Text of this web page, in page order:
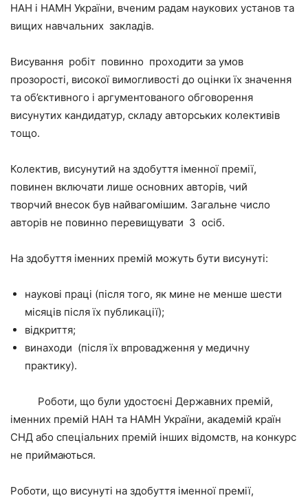
НАН і НАМН України, вченим радам наукових установ та
вищих навчальних закладів.
Висування робіт повинно проходити за умов
прозорості, високої вимогливості до оцінки їх значення
та об’єктивного і аргументованого обговорення
висунутих кандидатур, складу авторських колективів
тощо.
Колектив, висунутий на здобуття іменної премії,
повинен включати лише основних авторів, чий
творчий внесок був найвагомішим. Загальне число
авторів не повинно перевищувати 3 осіб.
На здобуття іменних премій можуть бути висунуті:
наукові праці (після того, як мине не менше шести
місяців після їх публикації);
відкриття;
винаходи (після їх впровадження у медичну
практику).
Роботи, що були удостоєні Державних премій,
іменних премій НАН та НАМН України, академій країн
СНД або спеціальних премій інших відомств, на конкурс
не приймаються.
Роботи, що висунуті на здобуття іменної премії,